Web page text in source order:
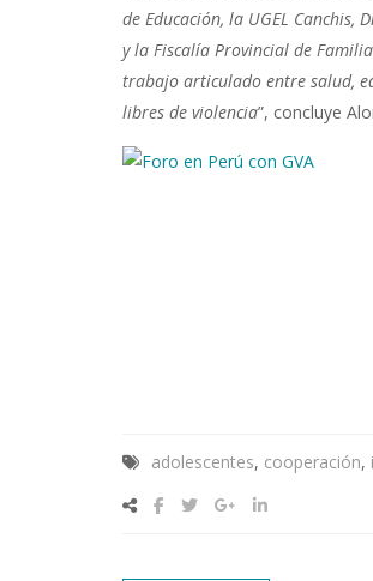
de Educación, la UGEL Canchis,
y la Fiscalía Provincial de
trabajo articulado entre salud,
libres de violencia”, concluye
adolescentes, cooperación,